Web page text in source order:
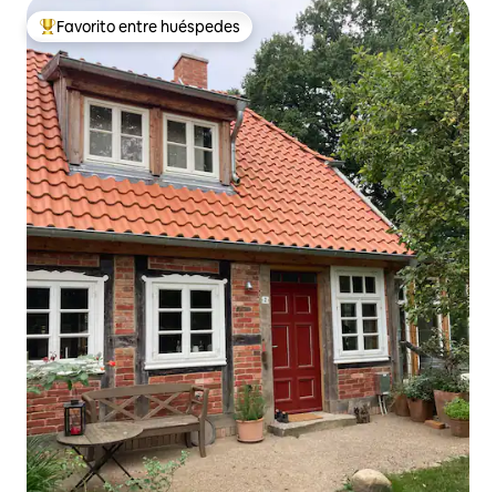
Favorito entre huéspedes preferido
Favorito entre huéspedes